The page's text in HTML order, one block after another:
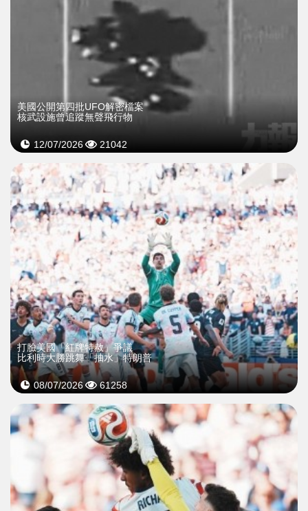
美國公開第四批UFO解密檔案
核武設施曾追蹤無聲飛行物
12/07/2026 21042
打臉美國「紅牌特赦」爭議
比利時大勝跳舞「抽水」特朗普
08/07/2026 61258